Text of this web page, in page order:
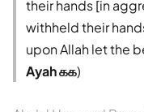
their hands [in
withheld their
upon Allah let the
Ayah ௧௧)